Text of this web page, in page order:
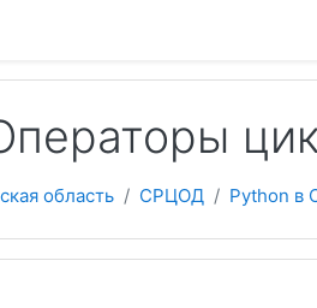
область СРЦОД Python в